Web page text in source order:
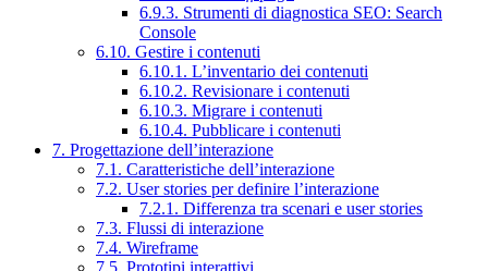
6.9.3. Strumenti di diagnostica SEO: Search
Console
6.10. Gestire i contenuti
6.10.1. L’inventario dei contenuti
6.10.2. Revisionare i contenuti
6.10.3. Migrare i contenuti
6.10.4. Pubblicare i contenuti
7. Progettazione dell’interazione
7.1. Caratteristiche dell’interazione
7.2. User stories per definire l’interazione
7.2.1. Differenza tra scenari e user stories
7.3. Flussi di interazione
7.4. Wireframe
7.5. Prototipi interattivi